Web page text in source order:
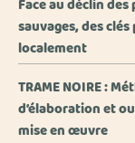
Face au déclin
sauvages, des
localement
TRAME NOIRE :
d’élaboration et
mise en œuvre